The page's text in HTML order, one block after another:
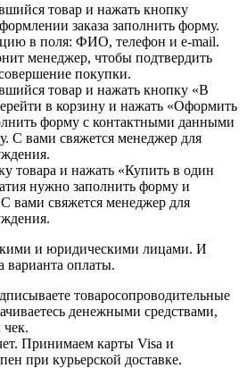
товар и нажать кнопку
заказа заполнить форму.
в поля: ФИО, телефон и e-mail.
менеджер, чтобы подтвердить
покупки.
товар и нажать кнопку «В
в корзину и нажать «Оформить
форму с контактными данными
С вами свяжется менеджер для
товара и нажать «Купить в один
нужно заполнить форму и
С вами свяжется менеджер для
и юридическими лицами. И
варианта оплаты.
товаросопроводительные
денежными средствами,
чек.
Принимаем карты Visa и
при курьерской доставке.